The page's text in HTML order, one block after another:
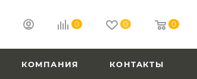
0 0 0
КОМПАНИЯ КОНТАКТЫ